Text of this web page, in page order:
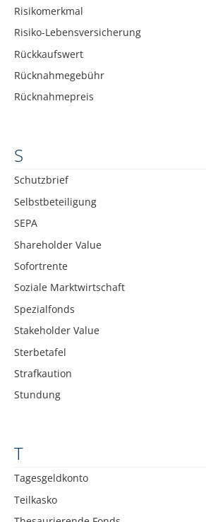
Risikomerkmal
Risiko-Lebensversicherung
Rückkaufswert
Rücknahmegebühr
Rücknahmepreis
S
Schutzbrief
Selbstbeteiligung
SEPA
Shareholder Value
Sofortrente
Soziale Marktwirtschaft
Spezialfonds
Stakeholder Value
Sterbetafel
Strafkaution
Stundung
T
Tagesgeldkonto
Teilkasko